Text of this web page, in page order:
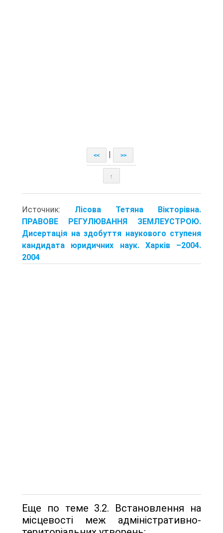
<< >>
↑
Источник: Лісова Тетяна Вікторівна.
ПРАВОВЕ РЕГУЛЮВАННЯ ЗЕМЛЕУСТРОЮ.
Дисертація на здобуття наукового ступеня
кандидата юридичних наук. Харків –2004.
2004
Еще по теме 3.2. Встановлення на
місцевості меж адміністративно-